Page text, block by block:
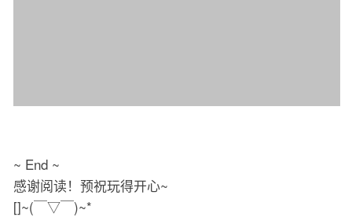
~ End ~
感谢阅读！预祝玩得开心~
[]~(￣▽￣)~*